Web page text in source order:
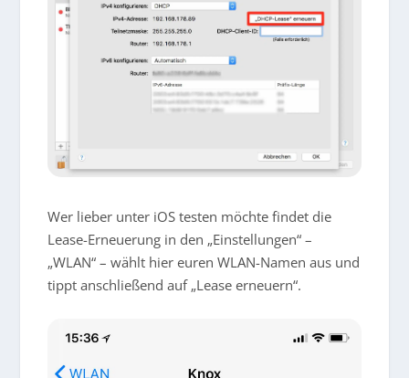
Wer lieber unter iOS testen möchte findet die
Lease-Erneuerung in den „Einstellungen“ –
„WLAN“ – wählt hier euren WLAN-Namen aus und
tippt anschließend auf „Lease erneuern“.